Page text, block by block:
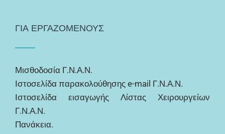
ΓΙΑ ΕΡΓΑΖΟΜΕΝΟΥΣ
Μισθοδοσία Γ.Ν.Α.Ν.
Ιστοσελίδα παρακολούθησης e-mail Γ.Ν.Α.Ν.
Ιστοσελίδα εισαγωγής Λίστας Χειρουργείων
Γ.Ν.Α.Ν.
Πανάκεια.